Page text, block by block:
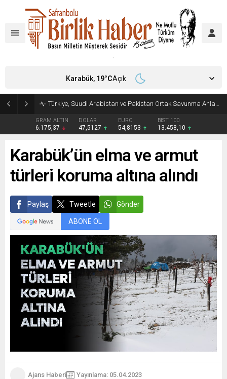
Türkiye, Suudi Arabistan ve Pakistan Ortak Savunma Anlaşması imzaladı
GRAM ALTIN
6.175,37
DOLAR
47,5127
EURO
54,8153
BIST 100
13.458,10
Karabük, 19°CAçık
Karabük’ün elma ve armut
türleri koruma altına alındı
Paylaş Tweetle Gönder
ABONE OL
Ajans Haberi
Yayınlama: 05.04.2023